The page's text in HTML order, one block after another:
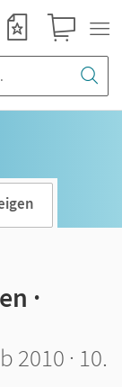
·
2010 · 10.